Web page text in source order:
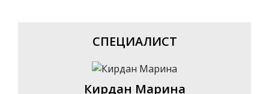
СПЕЦИАЛИСТ
Кирдан Марина